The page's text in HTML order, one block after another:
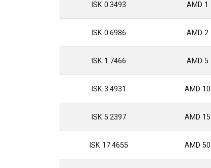
1 AMD
0.3493 ISK
2 AMD
0.6986 ISK
5 AMD
1.7466 ISK
10 AMD
3.4931 ISK
15 AMD
5.2397 ISK
50 AMD
17.4655 ISK